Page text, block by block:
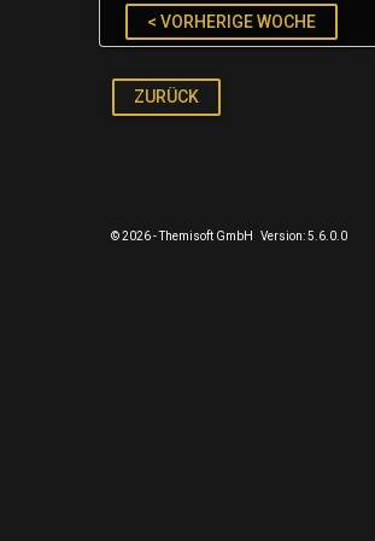
< VORHERIGE WOCHE
ZURÜCK
© 2026 - Themisoft GmbH Version: 5.6.0.0